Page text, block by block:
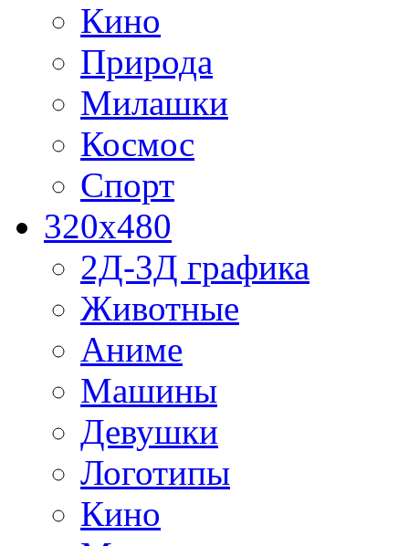
Кино
Природа
Милашки
Космос
Спорт
320x480
2Д-3Д графика
Животные
Аниме
Машины
Девушки
Логотипы
Кино